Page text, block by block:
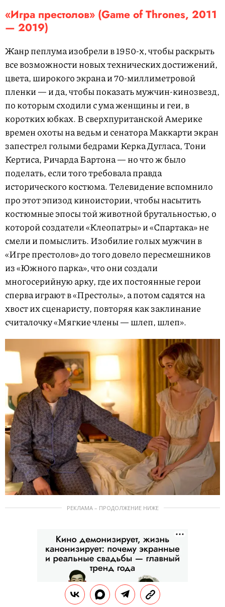
«Игра престолов» (Game of Thrones, 2011
— 2019)
Жанр пеплума изобрели в 1950-х, чтобы раскрыть
все возможности новых технических достижений,
цвета, широкого экрана и 70-миллиметровой
пленки — и да, чтобы показать мужчин-кинозвезд,
по которым сходили с ума женщины и геи, в
коротких юбках. В сверхпуританской Америке
времен охоты на ведьм и сенатора Маккарти экран
запестрел голыми бедрами Керка Дугласа, Тони
Кертиса, Ричарда Бартона — но что ж было
поделать, если того требовала правда
исторического костюма. Телевидение вспомнило
про этот эпизод киноистории, чтобы насытить
костюмные эпосы той животной брутальностью, о
которой создатели «Клеопатры» и «Спартака» не
смели и помыслить. Изобилие голых мужчин в
«Игре престолов» до того довело пересмешников
из «Южного парка», что они создали
многосерийную арку, где их постоянные герои
сперва играют в «Престолы», а потом садятся на
хвост их сценаристу, повторяя как заклинание
считалочку «Мягкие члены — шлеп, шлеп».
РЕКЛАМА – ПРОДОЛЖЕНИЕ НИЖЕ